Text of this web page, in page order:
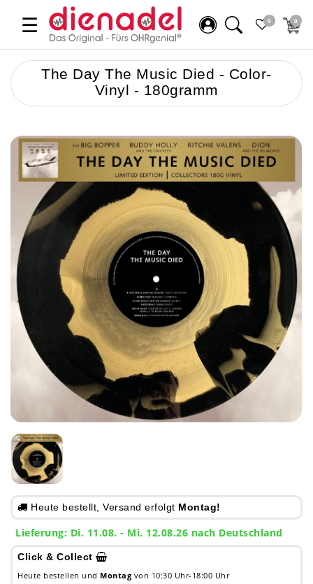
☰ 0 0
The Day The Music Died - Color-
Vinyl - 180gramm
Heute bestellt, Versand erfolgt Montag!
Lieferung: Di. 11.08. - Mi. 12.08.26 nach Deutschland
Click & Collect
Heute bestellen und Montag von 10:30 Uhr-18:00 Uhr